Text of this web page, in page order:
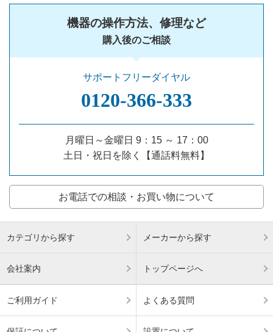
機器の操作方法、修理など
購入後のご相談
サポートフリーダイヤル
0120‐366‐333
月曜日～金曜日 9：15 ～ 17：00
土日・祝日を除く【通話料無料】
お電話での相談・お買い物について
カテゴリから探す メーカーから探す
会社案内 トップページへ
ご利用ガイド よくある質問